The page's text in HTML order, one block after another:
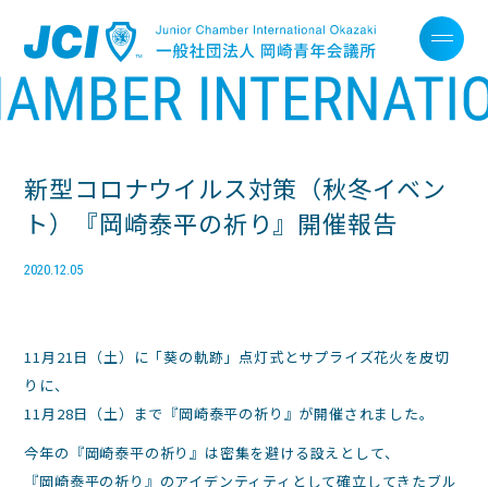
新型コロナウイルス対策（秋冬イベン
ト）『岡崎泰平の祈り』開催報告
2020.12.05
11月21日（土）に「葵の軌跡」点灯式とサプライズ花火を皮切
りに、
11月28日（土）まで『岡崎泰平の祈り』が開催されました。
今年の『岡崎泰平の祈り』は密集を避ける設えとして、
『岡崎泰平の祈り』のアイデンティティとして確立してきたブル